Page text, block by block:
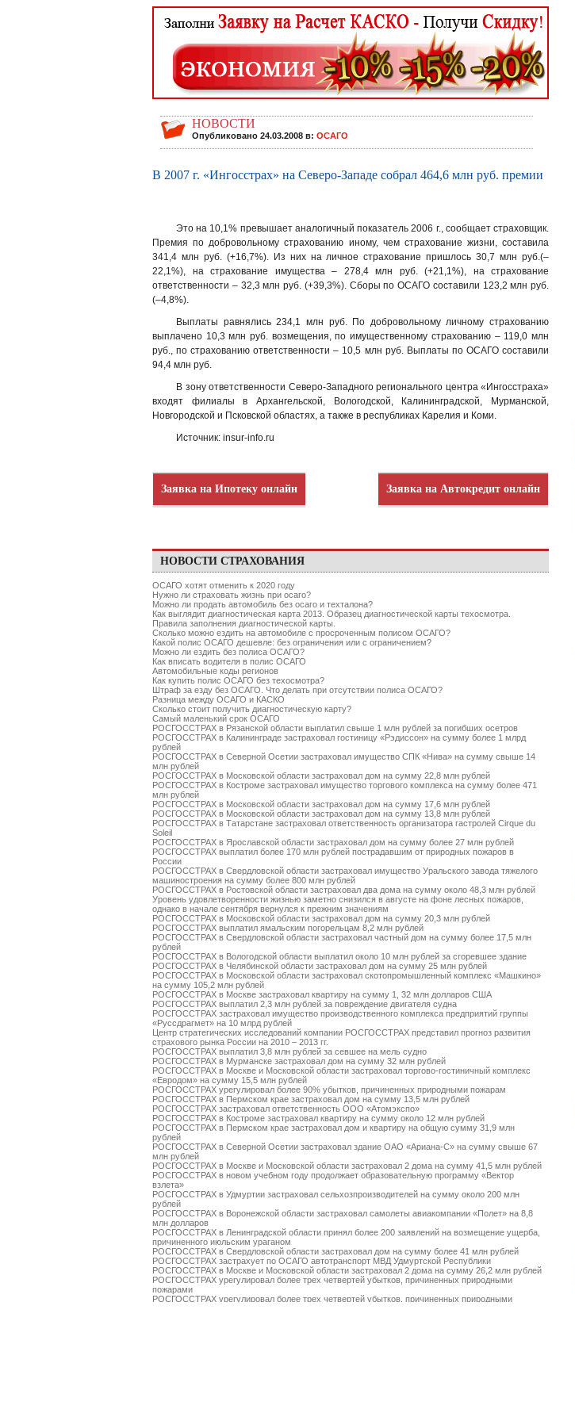
НОВОСТИ
Опубликовано 24.03.2008 в: ОСАГО
В 2007 г. «Ингосстрах» на Северо-Западе собрал 464,6 млн руб. премии
Это на 10,1% превышает аналогичный показатель 2006 г., сообщает страховщик.
Премия по добровольному страхованию иному, чем страхование жизни, составила
341,4 млн руб. (+16,7%). Из них на личное страхование пришлось 30,7 млн руб.(–
22,1%), на страхование имущества – 278,4 млн руб. (+21,1%), на страхование
ответственности – 32,3 млн руб. (+39,3%). Сборы по ОСАГО составили 123,2 млн руб.
(–4,8%).
Выплаты равнялись 234,1 млн руб. По добровольному личному страхованию
выплачено 10,3 млн руб. возмещения, по имущественному страхованию – 119,0 млн
руб., по страхованию ответственности – 10,5 млн руб. Выплаты по ОСАГО составили
94,4 млн руб.
В зону ответственности Северо-Западного регионального центра «Ингосстраха»
входят филиалы в Архангельской, Вологодской, Калининградской, Мурманской,
Новгородской и Псковской областях, а также в республиках Карелия и Коми.
Источник: insur-info.ru
Заявка на Ипотеку онлайн Заявка на Автокредит онлайн
НОВОСТИ СТРАХОВАНИЯ
ОСАГО хотят отменить к 2020 году
Нужно ли страховать жизнь при осаго?
Можно ли продать автомобиль без осаго и техталона?
Как выглядит диагностическая карта 2013. Образец диагностической карты техосмотра.
Правила заполнения диагностической карты.
Сколько можно ездить на автомобиле с просроченным полисом ОСАГО?
Какой полис ОСАГО дешевле: без ограничения или с ограничением?
Можно ли ездить без полиса ОСАГО?
Как вписать водителя в полис ОСАГО
Автомобильные коды регионов
Как купить полис ОСАГО без техосмотра?
Штраф за езду без ОСАГО. Что делать при отсутствии полиса ОСАГО?
Разница между ОСАГО и КАСКО
Сколько стоит получить диагностическую карту?
Самый маленький срок ОСАГО
РОСГОССТРАХ в Рязанской области выплатил свыше 1 млн рублей за погибших осетров
РОСГОССТРАХ в Калининграде застраховал гостиницу «Рэдиссон» на сумму более 1 млрд
рублей
РОСГОССТРАХ в Северной Осетии застраховал имущество СПК «Нива» на сумму свыше 14
млн рублей
РОСГОССТРАХ в Московской области застраховал дом на сумму 22,8 млн рублей
РОСГОССТРАХ в Костроме застраховал имущество торгового комплекса на сумму более 471
млн рублей
РОСГОССТРАХ в Московской области застраховал дом на сумму 17,6 млн рублей
РОСГОССТРАХ в Московской области застраховал дом на сумму 13,8 млн рублей
РОСГОССТРАХ в Татарстане застраховал ответственность организатора гастролей Cirque du
Soleil
РОСГОССТРАХ в Ярославской области застраховал дом на сумму более 27 млн рублей
РОСГОССТРАХ выплатил более 170 млн рублей пострадавшим от природных пожаров в
России
РОСГОССТРАХ в Свердловской области застраховал имущество Уральского завода тяжелого
машиностроения на сумму более 800 млн рублей
РОСГОССТРАХ в Ростовской области застраховал два дома на сумму около 48,3 млн рублей
Уровень удовлетворенности жизнью заметно снизился в августе на фоне лесных пожаров,
однако в начале сентября вернулся к прежним значениям
РОСГОССТРАХ в Московской области застраховал дом на сумму 20,3 млн рублей
РОСГОССТРАХ выплатил ямальским погорельцам 8,2 млн рублей
РОСГОССТРАХ в Свердловской области застраховал частный дом на сумму более 17,5 млн
рублей
РОСГОССТРАХ в Вологодской области выплатил около 10 млн рублей за сгоревшее здание
РОСГОССТРАХ в Челябинской области застраховал дом на сумму 25 млн рублей
РОСГОССТРАХ в Московской области застраховал скотопромышленный комплекс «Машкино»
на сумму 105,2 млн рублей
РОСГОССТРАХ в Москве застраховал квартиру на сумму 1, 32 млн долларов США
РОСГОССТРАХ выплатил 2,3 млн рублей за повреждение двигателя судна
РОСГОССТРАХ застраховал имущество производственного комплекса предприятий группы
«Руссдрагмет» на 10 млрд рублей
Центр стратегических исследований компании РОСГОССТРАХ представил прогноз развития
страхового рынка России на 2010 – 2013 гг.
РОСГОССТРАХ выплатил 3,8 млн рублей за севшее на мель судно
РОСГОССТРАХ в Мурманске застраховал дом на сумму 32 млн рублей
РОСГОССТРАХ в Москве и Московской области застраховал торгово-гостиничный комплекс
«Евродом» на сумму 15,5 млн рублей
РОСГОССТРАХ урегулировал более 90% убытков, причиненных природными пожарам
РОСГОССТРАХ в Пермском крае застраховал дом на сумму 13,5 млн рублей
РОСГОССТРАХ застраховал ответственность ООО «Атомэкспо»
РОСГОССТРАХ в Костроме застраховал квартиру на сумму около 12 млн рублей
РОСГОССТРАХ в Пермском крае застраховал дом и квартиру на общую сумму 31,9 млн
рублей
РОСГОССТРАХ в Северной Осетии застраховал здание ОАО «Ариана-С» на сумму свыше 67
млн рублей
РОСГОССТРАХ в Москве и Московской области застраховал 2 дома на сумму 41,5 млн рублей
РОСГОССТРАХ в новом учебном году продолжает образовательную программу «Вектор
взлета»
РОСГОССТРАХ в Удмуртии застраховал сельхозпроизводителей на сумму около 200 млн
рублей
РОСГОССТРАХ в Воронежской области застраховал самолеты авиакомпании «Полет» на 8,8
млн долларов
РОСГОССТРАХ в Ленинградской области принял более 200 заявлений на возмещение ущерба,
причиненного июльским ураганом
РОСГОССТРАХ в Свердловской области застраховал дом на сумму более 41 млн рублей
РОСГОССТРАХ застрахует по ОСАГО автотранспорт МВД Удмуртской Республики
РОСГОССТРАХ в Москве и Московской области застраховал 2 дома на сумму 26,2 млн рублей
РОСГОССТРАХ урегулировал более трех четвертей убытков, причиненных природными
пожарами
РОСГОССТРАХ урегулировал более трех четвертей убытков, причиненных природными